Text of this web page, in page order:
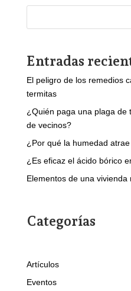
Entradas
El peligro de los remedios
termitas
¿Quién paga una plaga de
de vecinos?
¿Por qué la humedad
¿Es eficaz el ácido bórico
Elementos de una
Categorías
Artículos
Eventos